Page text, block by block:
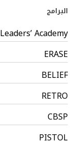
البرامج
Leaders’ Academy
ERASE
BELIEF
RETRO
CBSP
PISTOL